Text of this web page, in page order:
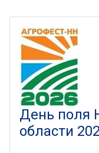
День поля
области